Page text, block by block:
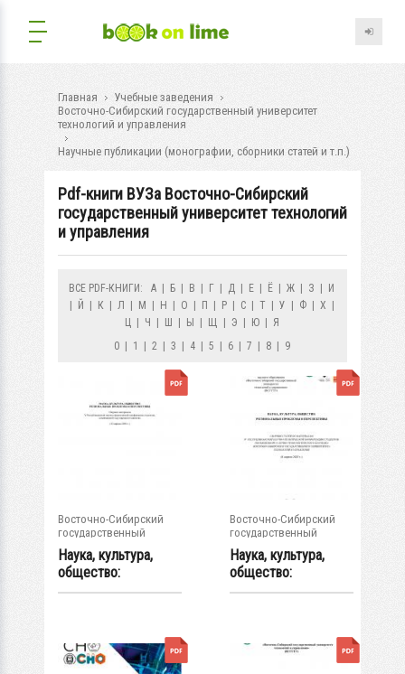
Главная
Учебные заведения
Восточно-Сибирский государственный университет
технологий и управления
Научные публикации (монографии, сборники статей и т.п.)
Pdf-книги ВУЗа Восточно-Сибирский
государственный университет технологий
и управления
ВСЕ PDF-КНИГИ: А Б В Г Д Е Ё Ж З
И
Й К Л М Н О П Р С Т У Ф Х
Ц
Ч Ш Ы Щ Э Ю
Я
0
1 2 3 4 5 6 7 8 9
Восточно-Сибирский
государственный
университет...
Наука, культура,
общество:
региональные
Восточно-Сибирский
государственный
университет...
Наука, культура,
общество:
региональные